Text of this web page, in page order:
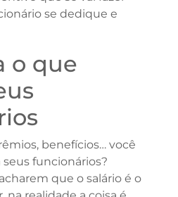
se dedique e
o que
benefícios… você
funcionários?
que o salário é o